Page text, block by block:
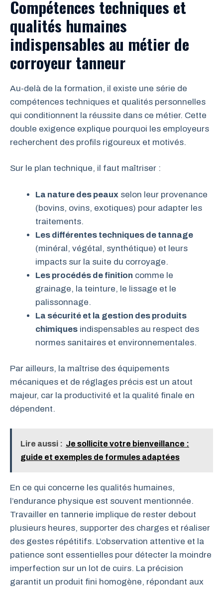
Compétences techniques et
qualités humaines
indispensables au métier de
corroyeur tanneur
Au-delà de la formation, il existe une série de
compétences techniques et qualités personnelles
qui conditionnent la réussite dans ce métier. Cette
double exigence explique pourquoi les employeurs
recherchent des profils rigoureux et motivés.
Sur le plan technique, il faut maîtriser :
La nature des peaux selon leur provenance
(bovins, ovins, exotiques) pour adapter les
traitements.
Les différentes techniques de tannage
(minéral, végétal, synthétique) et leurs
impacts sur la suite du corroyage.
Les procédés de finition comme le
grainage, la teinture, le lissage et le
palissonnage.
La sécurité et la gestion des produits
chimiques indispensables au respect des
normes sanitaires et environnementales.
Par ailleurs, la maîtrise des équipements
mécaniques et de réglages précis est un atout
majeur, car la productivité et la qualité finale en
dépendent.
Lire aussi : Je sollicite votre bienveillance :
guide et exemples de formules adaptées
En ce qui concerne les qualités humaines,
l’endurance physique est souvent mentionnée.
Travailler en tannerie implique de rester debout
plusieurs heures, supporter des charges et réaliser
des gestes répétitifs. L’observation attentive et la
patience sont essentielles pour détecter la moindre
imperfection sur un lot de cuirs. La précision
garantit un produit fini homogène, répondant aux